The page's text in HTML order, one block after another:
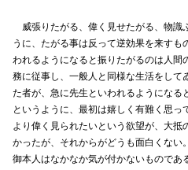
威張りたがる、偉く見せたがる、物識
うに、たがる事は反って逆効果を来す
われるようになると振りたがるのは人間
務に従事し、一般人と同様な生活をして
た者が、急に先生といわれるようになる
というように、最初は嬉しく有難く思っ
より偉く見られたいという欲望が、大抵
かったが、それからがどうも面白くない
御本人はなかなか気が付かないものであ